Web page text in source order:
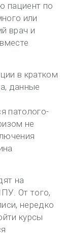
пациент по
или
врач и
в кратком
данные
патолого-
не
на
От того,
нередко
курсы